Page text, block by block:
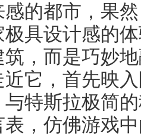
的都市，果
具设计感的
，而是巧妙
它，首先映
特斯拉极简
，仿佛游戏